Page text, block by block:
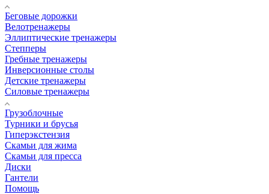
Беговые дорожки
Велотренажеры
Эллиптические тренажеры
Степперы
Гребные тренажеры
Инверсионные столы
Детские тренажеры
Силовые тренажеры
Грузоблочные
Турники и брусья
Гиперэкстензия
Скамьи для жима
Скамьи для пресса
Диски
Гантели
Помощь